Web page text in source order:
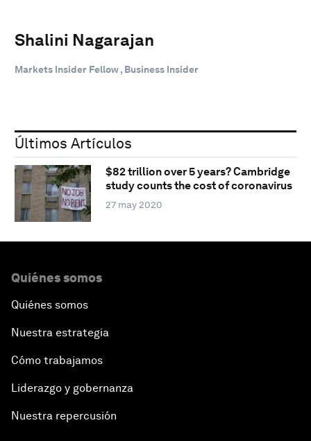
Shalini Nagarajan
Markets Insider Fellow , Business Insider
Últimos Artículos
$82 trillion over 5 years? Cambridge
study counts the cost of coronavirus
27 may 2020
Quiénes somos
Quiénes somos
Nuestra estrategia
Cómo trabajamos
Liderazgo y gobernanza
Nuestra repercusión